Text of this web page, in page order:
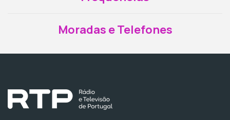
Moradas e Telefones